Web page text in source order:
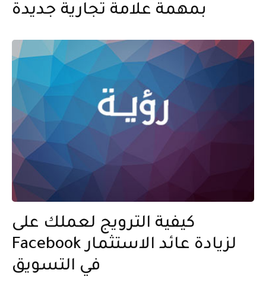
بمهمة علامة تجارية جديدة
كيفية الترويج لعملك على
Facebook لزيادة عائد الاستثمار
في التسويق